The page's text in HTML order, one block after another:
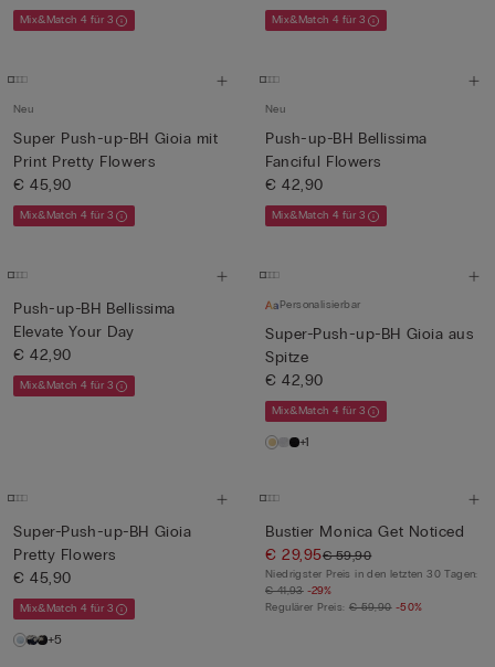
Mix&Match 4 für 3 Mix&Match 4 für 3
Neu
Super Push-up-BH Gioia mit
Print Pretty Flowers
€ 45,90
Mix&Match 4 für 3
Neu
Push-up-BH Bellissima
Fanciful Flowers
€ 42,90
Mix&Match 4 für 3
Push-up-BH Bellissima
Elevate Your Day
€ 42,90
Mix&Match 4 für 3
Personalisierbar
Super-Push-up-BH Gioia aus
Spitze
€ 42,90
Mix&Match 4 für 3
+1
Super-Push-up-BH Gioia
Pretty Flowers
€ 45,90
Mix&Match 4 für 3
+5
Bustier Monica Get Noticed
€ 29,95€ 59,90
Niedrigster Preis in den letzten 30 Tagen:
€ 41,93 -29%
Regulärer Preis: € 59,90 -50%